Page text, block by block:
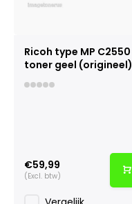
Ricoh type MP C2550
toner geel (origineel)
€59,99
(Excl. btw)